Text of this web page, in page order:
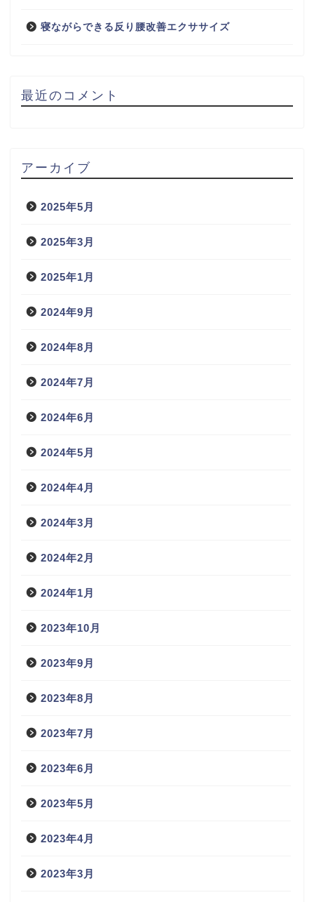
寝ながらできる反り腰改善エクササイズ
最近のコメント
アーカイブ
2025年5月
2025年3月
2025年1月
2024年9月
2024年8月
2024年7月
2024年6月
2024年5月
2024年4月
2024年3月
2024年2月
2024年1月
2023年10月
2023年9月
2023年8月
2023年7月
2023年6月
2023年5月
2023年4月
2023年3月